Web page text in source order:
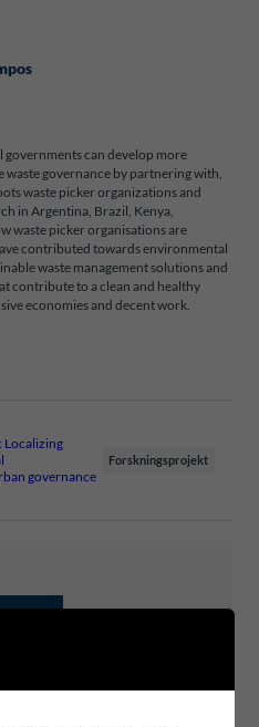
can develop more
governance by partnering with,
waste picker organizations and
in Argentina, Brazil, Kenya,
waste picker organisations are
contributed towards environmental
waste management solutions and
contribute to a clean and healthy
economies and decent work.
Localizing
governance
Forskningsprojekt